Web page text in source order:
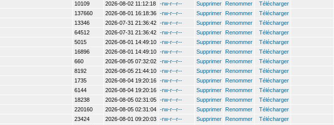
10109 2026-08-02 11:12:18 -rw-r--r-- Supprimer Renommer
Télécharger
137660 2026-08-01 16:18:36 -rw-r--r-- Supprimer Renommer
Télécharger
13346 2026-07-31 21:36:42 -rw-r--r-- Supprimer Renommer
Télécharger
64512 2026-07-31 21:36:42 -rw-r--r-- Supprimer Renommer
Télécharger
5015 2026-08-01 14:49:10 -rw-r--r-- Supprimer Renommer
Télécharger
16896 2026-08-01 14:49:10 -rw-r--r-- Supprimer Renommer
Télécharger
660 2026-08-05 07:32:02 -rw-r--r-- Supprimer Renommer
Télécharger
8192 2026-08-05 21:44:10 -rw-r--r-- Supprimer Renommer
Télécharger
1735 2026-08-04 19:20:16 -rw-r--r-- Supprimer Renommer
Télécharger
6144 2026-08-04 19:20:16 -rw-r--r-- Supprimer Renommer
Télécharger
18238 2026-08-05 02:31:05 -rw-r--r-- Supprimer Renommer
Télécharger
220160 2026-08-05 02:31:04 -rw-r--r-- Supprimer Renommer
Télécharger
23424 2026-08-01 09:20:03 -rw-r--r-- Supprimer Renommer
Télécharger